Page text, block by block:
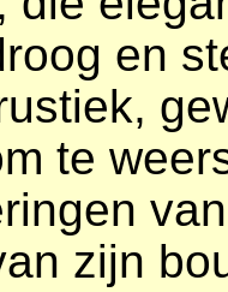
en
te
zijn